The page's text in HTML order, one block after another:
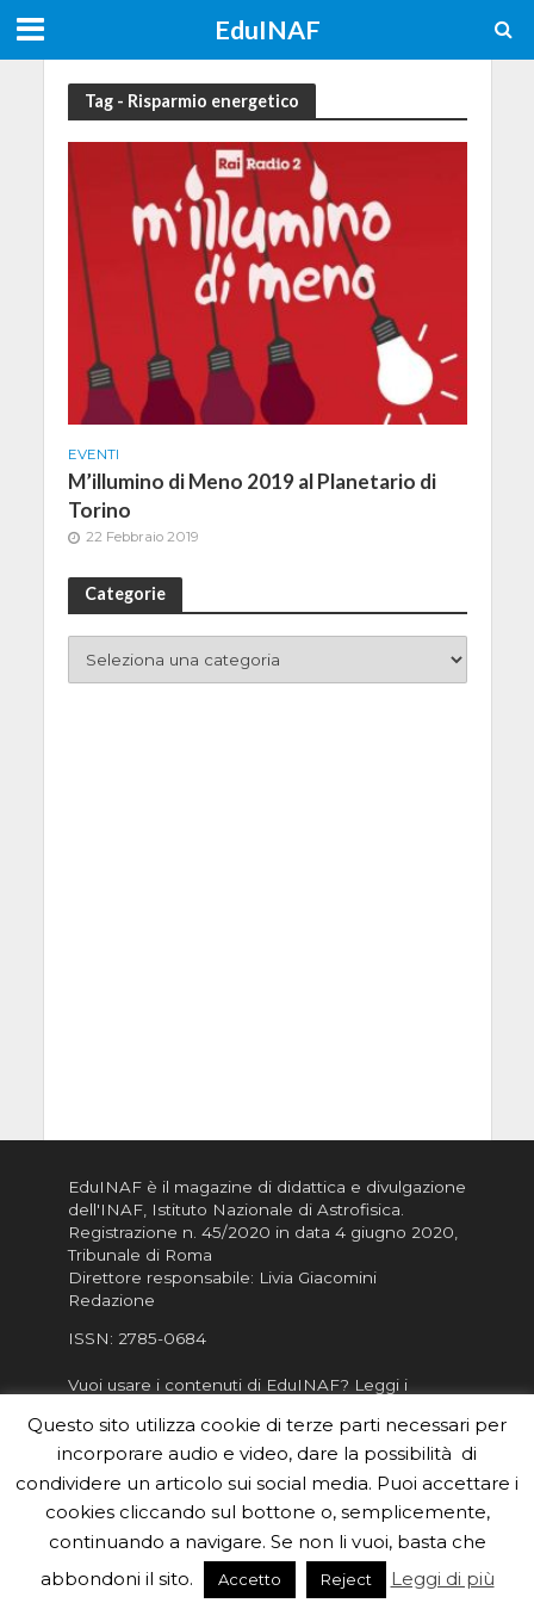
EduINAF
Tag - Risparmio energetico
EVENTI
M’illumino di Meno 2019 al Planetario di
Torino
22 Febbraio 2019
Categorie
EduINAF è il magazine di didattica e divulgazione
dell'INAF, Istituto Nazionale di Astrofisica
Registrazione n. 45/2020 in data 4 giugno 2020,
Tribunale di Roma
Direttore responsabile: Livia Giacomini
Redazione
ISSN: 2785-0684
Vuoi usare i contenuti di EduINAF? Leggi i
Informativa sulla Privacy
Informatva sui Cookie
Per la rubrica de l'Astronomo risponde, per
inviarci le tue foto o i tuoi contributi, scrivici a
redazione.edu [chiocciola] inaf.it oppure
il form
Questo sito utilizza cookie di terze parti necessari per
incorporare audio e video, dare la possibilità di
condividere un articolo sui social media. Puoi accettare i
cookies cliccando sul bottone o, semplicemente,
continuando a navigare. Se non li vuoi, basta che
abbondoni il sito.
Accetto Reject Leggi di più